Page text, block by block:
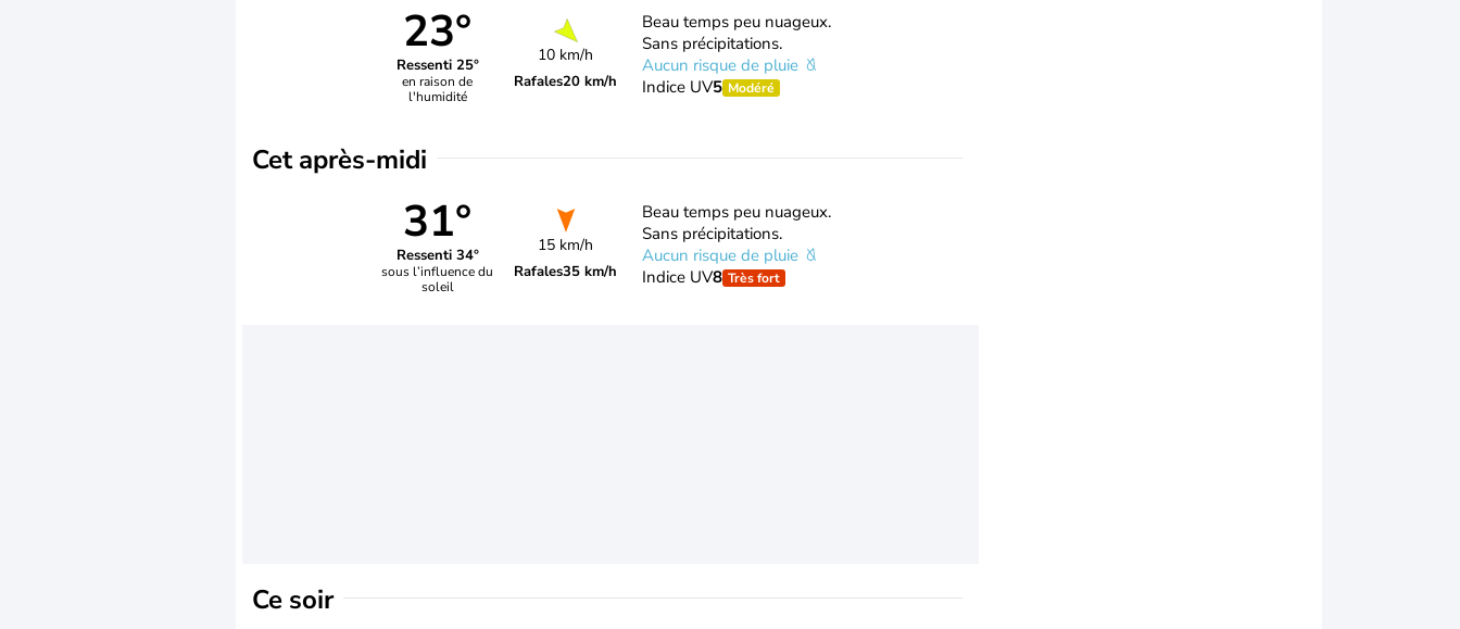
23°
Ressenti 25°
en raison de
l'humidité
10 km/h
Rafales20 km/h
Beau temps peu nuageux.
Sans précipitations.
Aucun risque de pluie
Indice UV5 Modéré
Cet après-midi
31°
Ressenti 34°
sous l’influence du
soleil
15 km/h
Rafales35 km/h
Beau temps peu nuageux.
Sans précipitations.
Aucun risque de pluie
Indice UV8 Très fort
Ce soir